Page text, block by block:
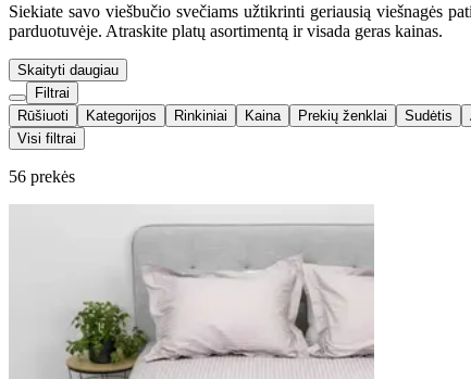
Siekiate savo viešbučio svečiams užtikrinti geriausią viešnagės
parduotuvėje. Atraskite platų asortimentą ir visada geras kainas.
Skaityti daugiau
Filtrai
Rūšiuoti
Kategorijos Rinkiniai Kaina Prekių ženklai Sudėtis
Visi filtrai
56 prekės